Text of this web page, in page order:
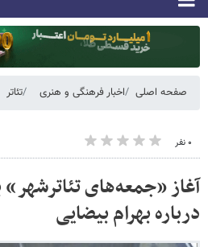
صفحه اصلی اخبار فرهنگی و هنری تئاتر
۰ نفر
آغاز «جمعه‌های
درباره بهرام بیضایی